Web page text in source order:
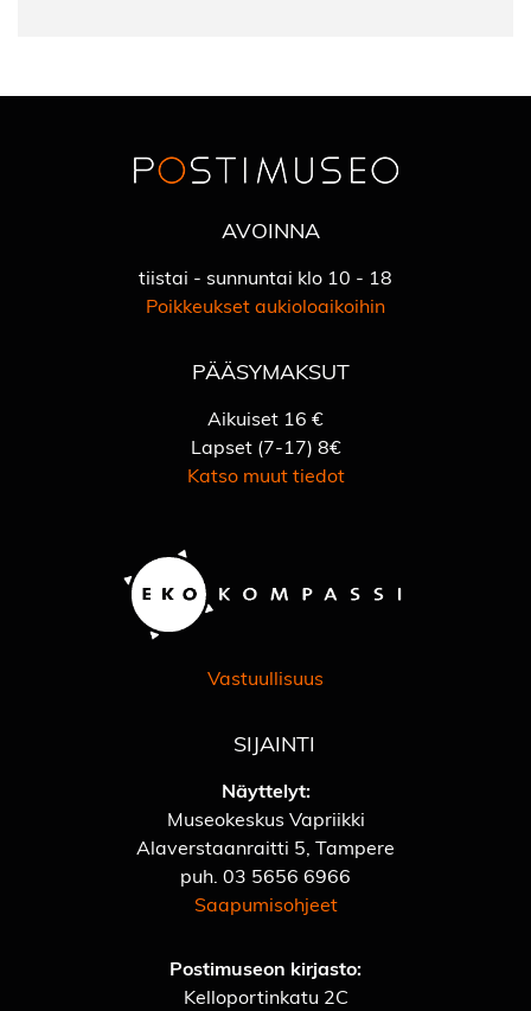
AVOINNA
tiistai - sunnuntai klo 10 - 18
Poikkeukset aukioloaikoihin
PÄÄSYMAKSUT
Aikuiset 16 €
Lapset (7-17) 8€
Katso muut tiedot
Vastuullisuus
SIJAINTI
Näyttelyt:
Museokeskus Vapriikki
Alaverstaanraitti 5, Tampere
puh. 03 5656 6966
Saapumisohjeet
Postimuseon kirjasto:
Kelloportinkatu 2C